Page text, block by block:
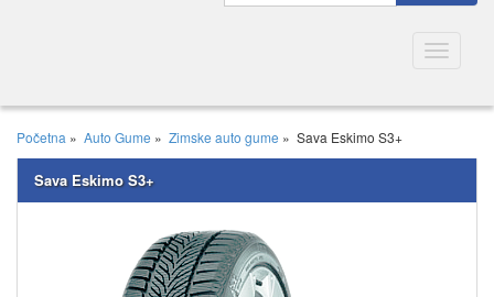
Toggle
Početna » Auto Gume » Zimske auto gume » Sava Eskimo S3+
Sava Eskimo S3+